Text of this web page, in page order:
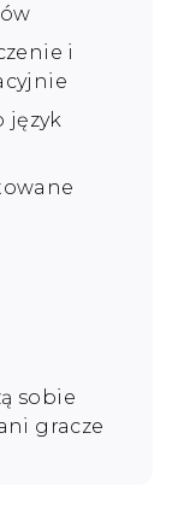
i
język
sobie
gracze